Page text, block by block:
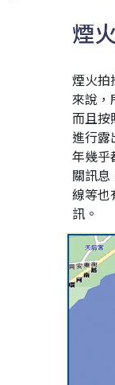
煙
煙火拍
來說，
而且按
進行露
年幾乎
關訊息
線等也
訊。